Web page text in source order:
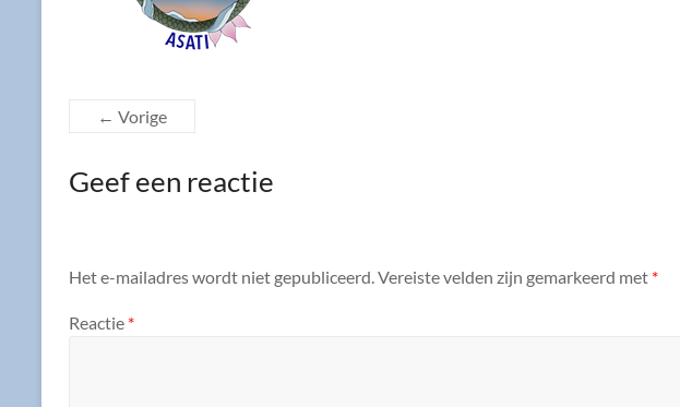
← Vorige
Geef een reactie
Het e-mailadres wordt niet gepubliceerd.Vereiste velden zijn gemarkeerd met *
Reactie *